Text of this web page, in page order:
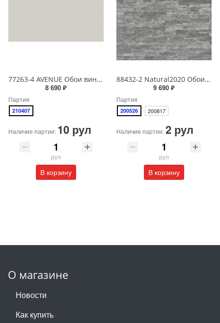
77263-4 AVENUE Обои виниловые на бумажной основе 1.06*15.5
8 690 ₽
Партия
210407
Наличие партии: 10 рул
рул
В корзину
88432-2 Natural2020 Обои виниловые на бумажной основе 1.06*15.6
9 690 ₽
Партия
200526 200817
Наличие партии:2 рул
рул
В корзину
О магазине
Новости
Как купить